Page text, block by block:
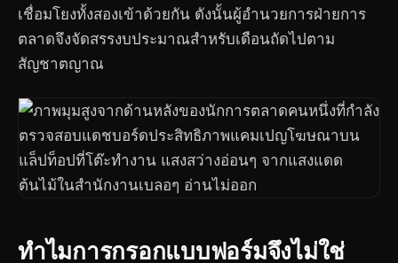
เชื่อมโยงทั้งสองเข้าด้วยกัน ดังนั้นผู้อำนวยการฝ่ายการ
ตลาดจึงจัดสรรงบประมาณสำหรับเดือนถัดไปตาม
สัญชาตญาณ
ทำไมการกรอกแบบฟอร์มจึงไม่ใช่